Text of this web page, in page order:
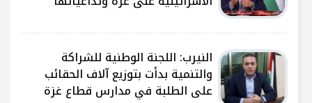
النيرب: اللجنة الوطنية للشراكة
والتنمية بدأت بتوزيع آلاف الحقائب
على الطلبة في مدارس قطاع غزة